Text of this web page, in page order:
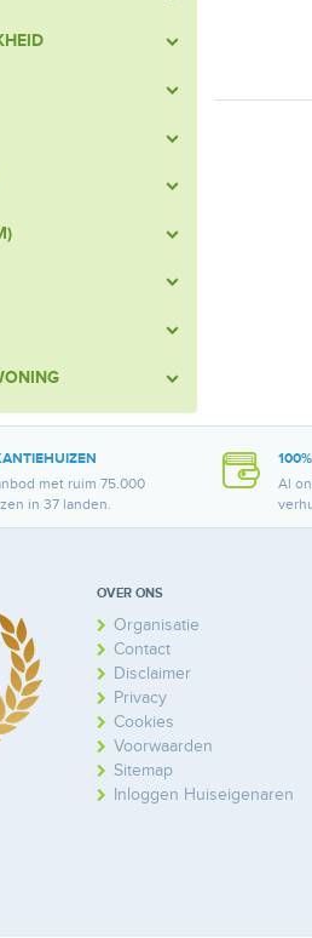
met ruim 75.000
in 37 landen.
Al
OVER ONS
Organisatie
Contact
Disclaimer
Privacy
Cookies
Voorwaarden
Sitemap
Inloggen Huiseigenaren